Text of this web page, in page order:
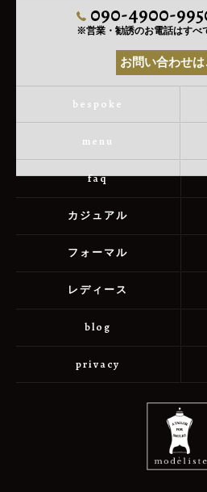
090-4900-
※営業・勧誘のお電話はすべ
お問い合わせ
bespoke
menu
faq
カジュアル
フォーマル
レディース
blog
privacy